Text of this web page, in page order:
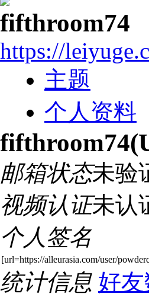
fifthroom74
https://
主题
个人资料
fifthroom74
邮箱状态未验
视频认证未认
个人签名
[url=https://alleurasia.com/user/
统计信息 好友